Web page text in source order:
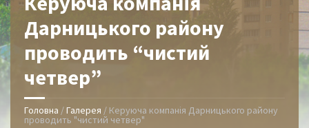
Дарницького району
проводить “чистий
четвер”
Головна /Галерея / Керуюча компанія Дарницького району
проводить "чистий четвер"